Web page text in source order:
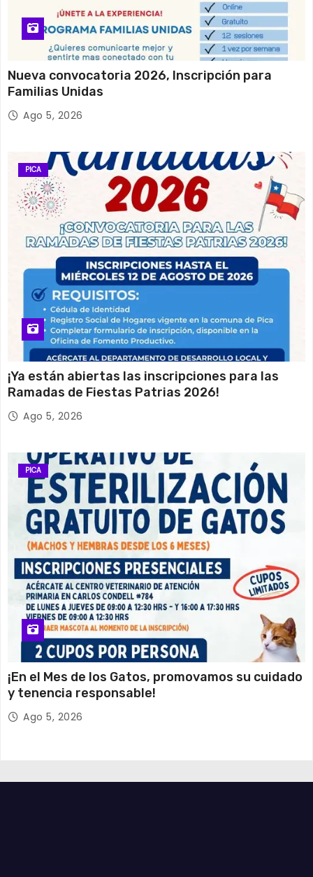
Nueva convocatoria 2026, Inscripción para
Familias Unidas
Ago 5, 2026
PICA
¡Ya están abiertas las inscripciones para las
Ramadas de Fiestas Patrias 2026!
Ago 5, 2026
PICA
¡En el Mes de los Gatos, promovamos su cuidado
y tenencia responsable!
Ago 5, 2026